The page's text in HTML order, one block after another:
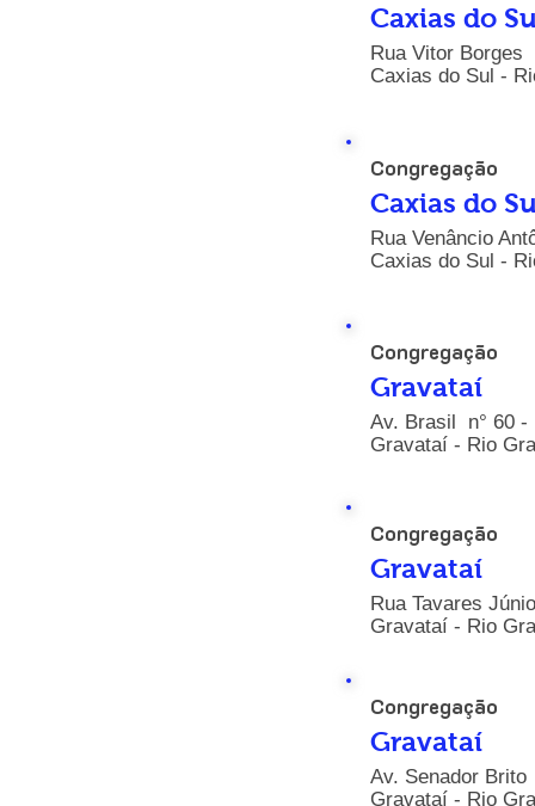
Caxias do
Rua Vitor Borges
Caxias do Sul -
Congregação
Caxias do
Rua Venâncio
Caxias do Sul -
Congregação
Gravataí
Av. Brasil n° 60 -
Gravataí - Rio
Congregação
Gravataí
Rua Tavares
Gravataí - Rio
Congregação
Gravataí
Av. Senador
Gravataí - Rio